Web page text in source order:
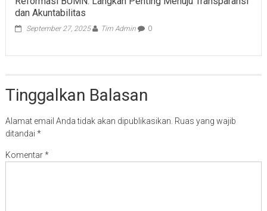
dan Akuntabilitas
September 27, 2025 Tim Admin 0
Tinggalkan Balasan
Alamat email Anda tidak akan dipublikasikan. Ruas yang wajib
ditandai *
Komentar*